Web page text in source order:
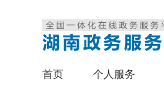
首页 个人服务